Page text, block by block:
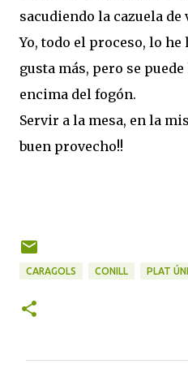
sacudiendo la cazuela de
Yo, todo el proceso, lo
gusta más, pero se
encima del fogón.
Servir a la mesa, en la
buen provecho!!
CARAGOLS CONILL PLAT